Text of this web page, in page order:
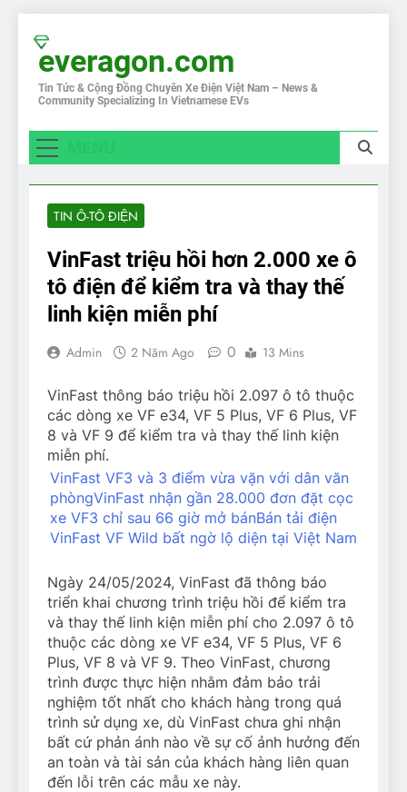
content
everagon.com
Tin Tức & Cộng Đồng Chuyên Xe Điện Việt Nam – News &
Community Specializing In Vietnamese EVs
TIN Ô-TÔ ĐIỆN
VinFast triệu hồi hơn 2.000 xe ô
tô điện để kiểm tra và thay thế
linh kiện miễn phí
Admin 2 Năm Ago 0 13 Mins
VinFast thông báo triệu hồi 2.097 ô tô thuộc
các dòng xe VF e34, VF 5 Plus, VF 6 Plus, VF
8 và VF 9 để kiểm tra và thay thế linh kiện
miễn phí.
VinFast VF3 và 3 điểm vừa vặn với dân văn
phòngVinFast nhận gần 28.000 đơn đặt cọc
xe VF3 chỉ sau 66 giờ mở bánBán tải điện
VinFast VF Wild bất ngờ lộ diện tại Việt Nam
Ngày 24/05/2024, VinFast đã thông báo
triển khai chương trình triệu hồi để kiểm tra
và thay thế linh kiện miễn phí cho 2.097 ô tô
thuộc các dòng xe VF e34, VF 5 Plus, VF 6
Plus, VF 8 và VF 9. Theo VinFast, chương
trình được thực hiện nhằm đảm bảo trải
nghiệm tốt nhất cho khách hàng trong quá
trình sử dụng xe, dù VinFast chưa ghi nhận
bất cứ phản ánh nào về sự cố ảnh hưởng đến
an toàn và tài sản của khách hàng liên quan
đến lỗi trên các mẫu xe này.